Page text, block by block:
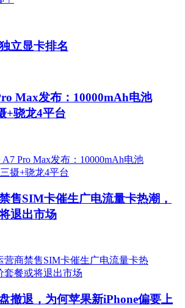
立显卡排名
Max发布：10000mAh电池
+骁龙4平台
售SIM卡催生广电流量卡热潮，
退出市场
撤退，为何苹果新iPhone偏要上